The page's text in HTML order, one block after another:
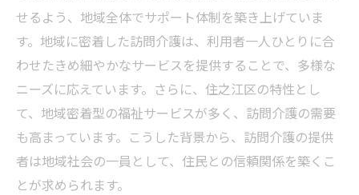
せるよう、地域全体でサポート体制を築き上げていま
す。地域に密着した訪問介護は、利用者一人ひとりに合
わせたきめ細やかなサービスを提供することで、多様な
ニーズに応えています。さらに、住之江区の特性とし
て、地域密着型の福祉サービスが多く、訪問介護の需要
も高まっています。こうした背景から、訪問介護の提供
者は地域社会の一員として、住民との信頼関係を築くこ
とが求められます。